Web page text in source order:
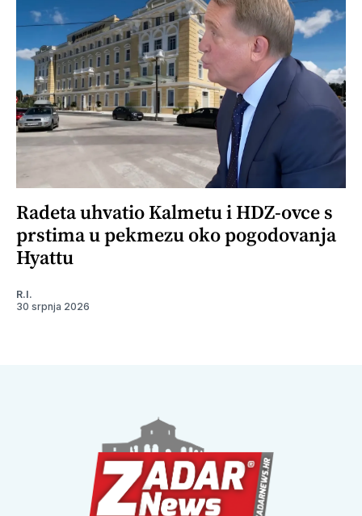
Radeta uhvatio Kalmetu i HDZ-ovce s
prstima u pekmezu oko pogodovanja
Hyattu
R.I.
30 srpnja 2026